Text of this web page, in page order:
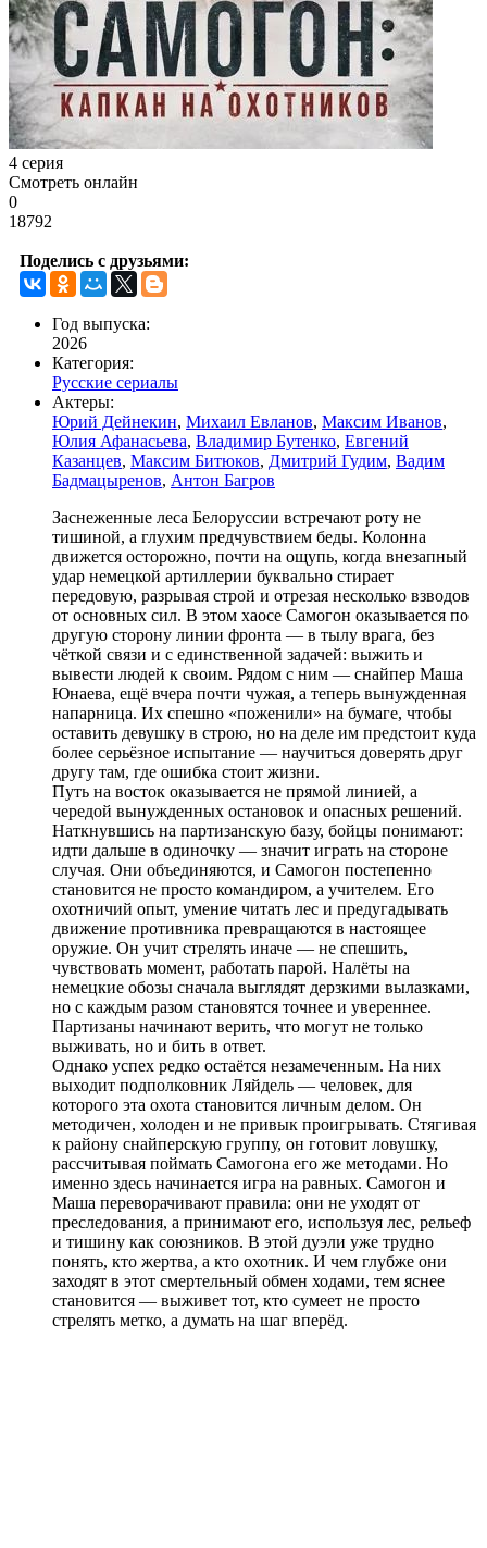
4 серия
Смотреть онлайн
0
18792
Поделись с друзьями:
Год выпуска:
2026
Категория:
Русские сериалы
Актеры:
Юрий Дейнекин, Михаил Евланов, Максим Иванов,
Юлия Афанасьева, Владимир Бутенко, Евгений
Казанцев, Максим Битюков, Дмитрий Гудим, Вадим
Бадмацыренов, Антон Багров
Заснеженные леса Белоруссии встречают роту не
тишиной, а глухим предчувствием беды. Колонна
движется осторожно, почти на ощупь, когда внезапный
удар немецкой артиллерии буквально стирает
передовую, разрывая строй и отрезая несколько взводов
от основных сил. В этом хаосе Самогон оказывается по
другую сторону линии фронта — в тылу врага, без
чёткой связи и с единственной задачей: выжить и
вывести людей к своим. Рядом с ним — снайпер Маша
Юнаева, ещё вчера почти чужая, а теперь вынужденная
напарница. Их спешно «поженили» на бумаге, чтобы
оставить девушку в строю, но на деле им предстоит куда
более серьёзное испытание — научиться доверять друг
другу там, где ошибка стоит жизни.
Путь на восток оказывается не прямой линией, а
чередой вынужденных остановок и опасных решений.
Наткнувшись на партизанскую базу, бойцы понимают:
идти дальше в одиночку — значит играть на стороне
случая. Они объединяются, и Самогон постепенно
становится не просто командиром, а учителем. Его
охотничий опыт, умение читать лес и предугадывать
движение противника превращаются в настоящее
оружие. Он учит стрелять иначе — не спешить,
чувствовать момент, работать парой. Налёты на
немецкие обозы сначала выглядят дерзкими вылазками,
но с каждым разом становятся точнее и увереннее.
Партизаны начинают верить, что могут не только
выживать, но и бить в ответ.
Однако успех редко остаётся незамеченным. На них
выходит подполковник Ляйдель — человек, для
которого эта охота становится личным делом. Он
методичен, холоден и не привык проигрывать. Стягивая
к району снайперскую группу, он готовит ловушку,
рассчитывая поймать Самогона его же методами. Но
именно здесь начинается игра на равных. Самогон и
Маша переворачивают правила: они не уходят от
преследования, а принимают его, используя лес, рельеф
и тишину как союзников. В этой дуэли уже трудно
понять, кто жертва, а кто охотник. И чем глубже они
заходят в этот смертельный обмен ходами, тем яснее
становится — выживет тот, кто сумеет не просто
стрелять метко, а думать на шаг вперёд.